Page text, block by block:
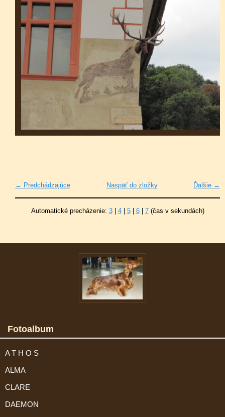
← Predchádzajúce Ďalšie →
Naspäť do zložky
Automatické precházenie: 3| 4| 5| 6| 7(čas v sekundách)
Fotoalbum
A T H O S
ALMA
CLARE
DAEMON